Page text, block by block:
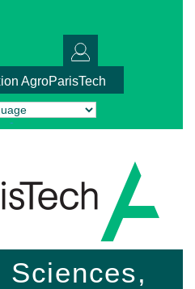
AgroParisTech
Translate
Sciences,